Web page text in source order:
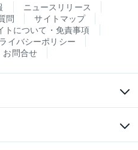
ニュースリリース
問
サイトマップ
トについて・免責事項
イバシーポリシー
お問合せ